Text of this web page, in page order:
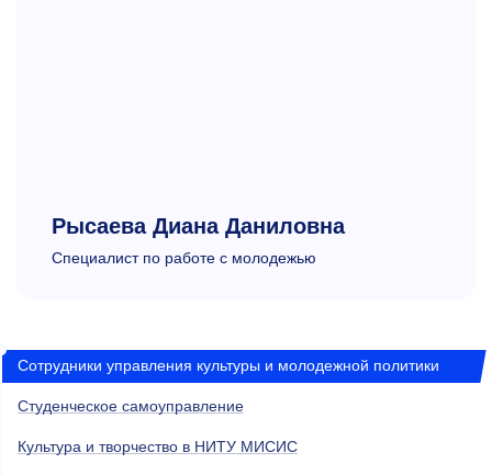
Рысаева Диана Даниловна
Cпециалист по работе с молодежью
Сотрудники управления культуры и молодежной политики
Студенческое самоуправление
Культура и творчество в НИТУ МИСИС